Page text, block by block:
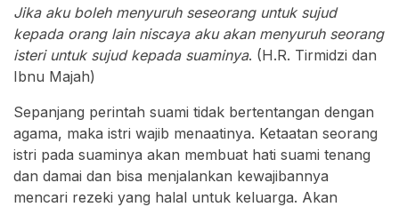
Jika aku boleh menyuruh seseorang untuk sujud
kepada orang lain niscaya aku akan menyuruh seorang
isteri untuk sujud kepada suaminya. (H.R. Tirmidzi dan
Ibnu Majah)
Sepanjang perintah suami tidak bertentangan dengan
agama, maka istri wajib menaatinya. Ketaatan seorang
istri pada suaminya akan membuat hati suami tenang
dan damai dan bisa menjalankan kewajibannya
mencari rezeki yang halal untuk keluarga. Akan